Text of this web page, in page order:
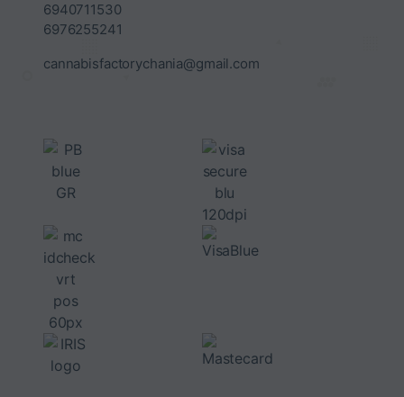
6940711530
6976255241
cannabisfactorychania@gmail.com